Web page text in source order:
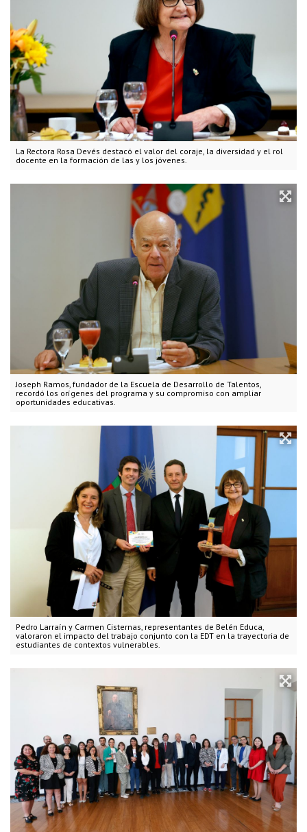
La Rectora Rosa Devés destacó el valor del coraje, la diversidad y el rol
docente en la formación de las y los jóvenes.
Joseph Ramos, fundador de la Escuela de Desarrollo de Talentos,
recordó los orígenes del programa y su compromiso con ampliar
oportunidades educativas.
Pedro Larraín y Carmen Cisternas, representantes de Belén Educa,
valoraron el impacto del trabajo conjunto con la EDT en la trayectoria de
estudiantes de contextos vulnerables.